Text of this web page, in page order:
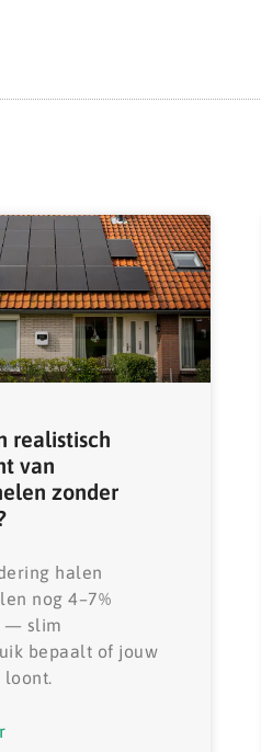
realistisch
van
zonder
halen
nog 4–7%
— slim
bepaalt of jouw
loont.